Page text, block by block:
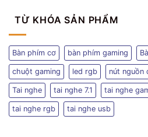
TỪ KHÓA SẢN PHẨM
Bàn phím cơ bàn phím gaming
chuột gaming led rgb nút nguồn
Tai nghe tai nghe 7.1 tai nghe
tai nghe rgb tai nghe usb